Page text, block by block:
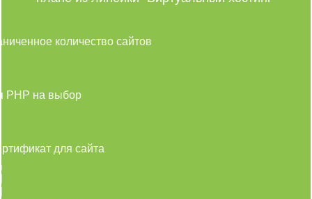
количество сайтов
PHP на выбор
для сайта